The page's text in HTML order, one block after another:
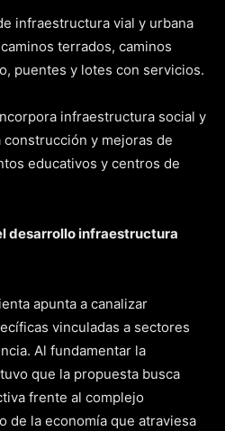
infraestructura vial y urbana
terrados, caminos
puentes y lotes con servicios.
infraestructura social y
y mejoras de
educativos y centros de
desarrollo infraestructura
apunta a canalizar
vinculadas a sectores
Al fundamentar la
que la propuesta busca
frente al complejo
de la economía que atraviesa